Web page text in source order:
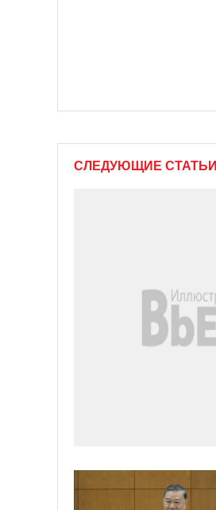
СЛЕДУЮЩИЕ СТАТЬИ